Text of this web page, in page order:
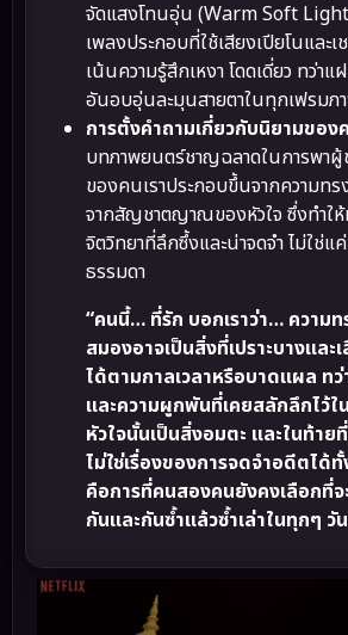
จัดแสงโทนอุ่น (Warm Soft
เพลงประกอบที่ใช้เสียงเปียโนและเ
เน้นความรู้สึกเหงา โดดเดี่ยว ทว่าแ
อันอบอุ่นละมุนสายตาในทุกเฟรมภ
การตั้งคำถามเกี่ยวกับนิยามของ
บทภาพยนตร์ชาญฉลาดในการพาผู้
ของคนเราประกอบขึ้นจากความท
จากสัญชาตญาณของหัวใจ ซึ่งทำใ
จิตวิทยาที่ลึกซึ้งและน่าจดจำ ไม่ใช่แ
ธรรมดา
“คนนี้… ที่รัก บอกเราว่า… ความท
สมองอาจเป็นสิ่งที่เปราะบางและ
ได้ตามกาลเวลาหรือบาดแผล ทว่
และความผูกพันที่เคยสลักลึกไว้
หัวใจนั้นเป็นสิ่งอมตะ และในท้าย
ไม่ใช่เรื่องของการจดจำอดีตได้
คือการที่คนสองคนยังคงเลือกที่
กันและกันซ้ำแล้วซ้ำเล่าในทุกๆ